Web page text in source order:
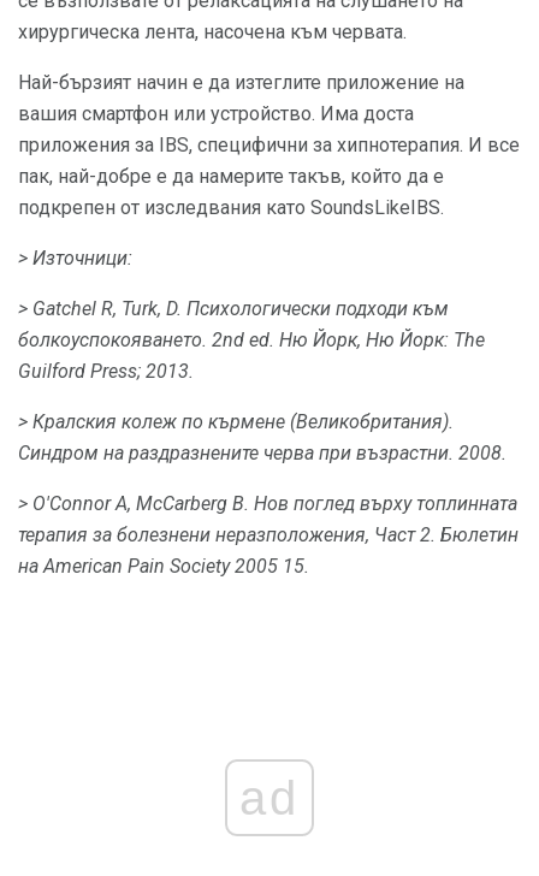
хирургическа лента, насочена към червата.
Най-бързият начин е да изтеглите приложение на
вашия смартфон или устройство. Има доста
приложения за IBS, специфични за хипнотерапия. И все
пак, най-добре е да намерите такъв, който да е
подкрепен от изследвания като SoundsLikeIBS.
> Източници:
> Gatchel R, Turk, D. Психологически подходи към
болкоуспокояването. 2nd ed. Ню Йорк, Ню Йорк: The
Guilford Press; 2013.
> Кралския колеж по кърмене (Великобритания).
Синдром на раздразнените черва при възрастни. 2008.
> O'Connor A, McCarberg B. Нов поглед върху топлинната
терапия за болезнени неразположения, Част 2. Бюлетин
на American Pain Society 2005 15.
ad